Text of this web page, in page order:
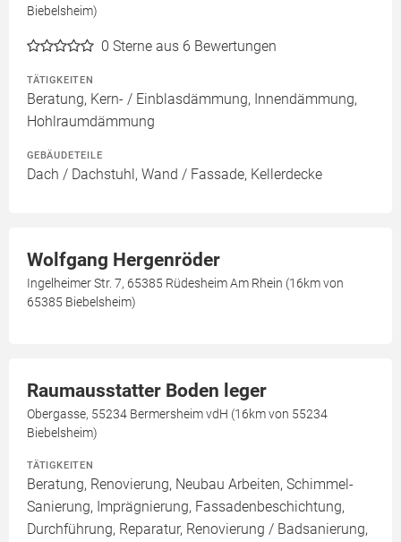
Biebelsheim)
0 Sterne aus 6 Bewertungen
TÄTIGKEITEN
Beratung, Kern- / Einblasdämmung, Innendämmung,
Hohlraumdämmung
GEBÄUDETEILE
Dach / Dachstuhl, Wand / Fassade, Kellerdecke
Wolfgang Hergenröder
Ingelheimer Str. 7, 65385 Rüdesheim Am Rhein (16km von
65385 Biebelsheim)
Raumausstatter Boden leger
Obergasse, 55234 Bermersheim vdH (16km von 55234
Biebelsheim)
TÄTIGKEITEN
Beratung, Renovierung, Neubau Arbeiten, Schimmel-
Sanierung, Imprägnierung, Fassadenbeschichtung,
Durchführung, Reparatur, Renovierung / Badsanierung,